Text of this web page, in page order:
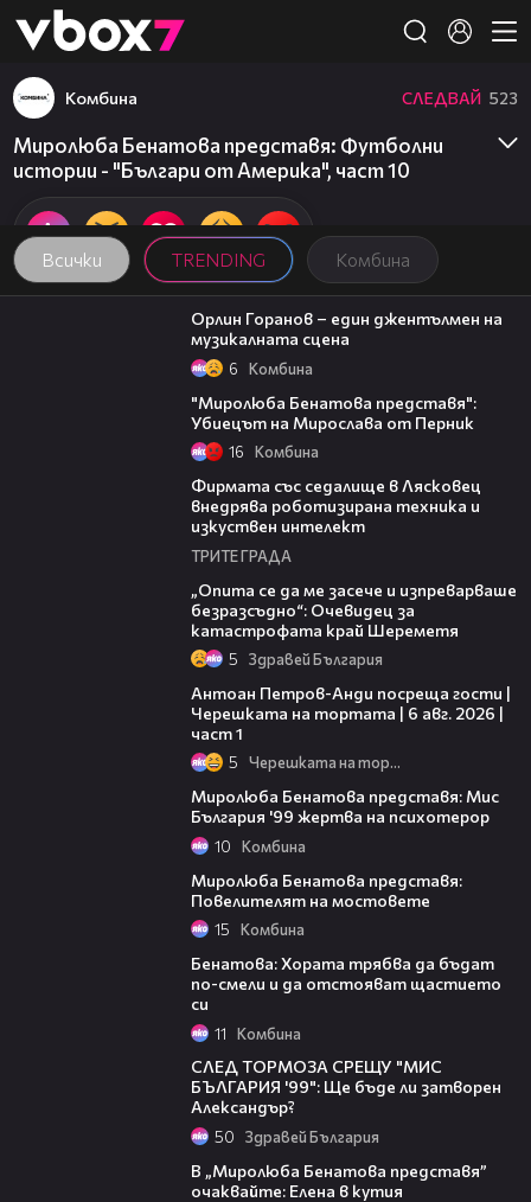
👾
Всички TRENDING Комбина
Комбина СЛЕДВАЙ 523
Миролюба Бенатова представя: Футболни
истории - "Българи от Америка", част 10
17:59
Орлин Горанов – един джентълмен на
музикалната сцена
6 Комбина
"Миролюба Бенатова представя":
Убиецът на Мирослава от Перник
16 Комбина
Фирмата със седалище в Лясковец
внедрява роботизирана техника и
изкуствен интелект
ТРИТЕ ГРАДА
„Опита се да ме засече и изпреварваше
безразсъдно“: Очевидец за
катастрофата край Шереметя
5 Здравей България
Антоан Петров-Анди посреща гости |
Черешката на тортата | 6 авг. 2026 |
част 1
5 Черешката на тортата
Миролюба Бенатова представя: Мис
България '99 жертва на психотерор
10 Комбина
Миролюба Бенатова представя:
Повелителят на мостовете
15 Комбина
Бенатова: Хората трябва да бъдат
по-смели и да отстояват щастието
си
11 Комбина
СЛЕД ТОРМОЗА СРЕЩУ "МИС
БЪЛГАРИЯ '99": Ще бъде ли затворен
Александър?
50 Здравей България
В „Миролюба Бенатова представя”
очаквайте: Елена в кутия